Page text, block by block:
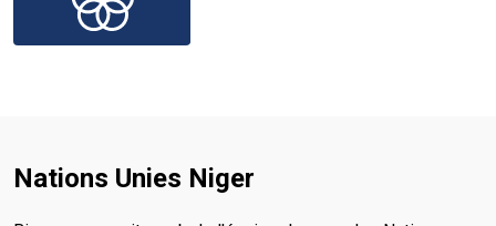
Nations Unies Niger